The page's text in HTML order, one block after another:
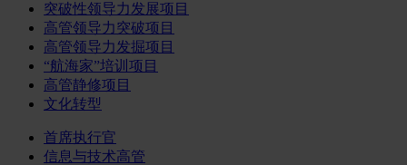
突破性领导力发展项目
高管领导力突破项目
高管领导力发掘项目
“航海家”培训项目
高管静修项目
文化转型
首席执行官
信息与技术高管